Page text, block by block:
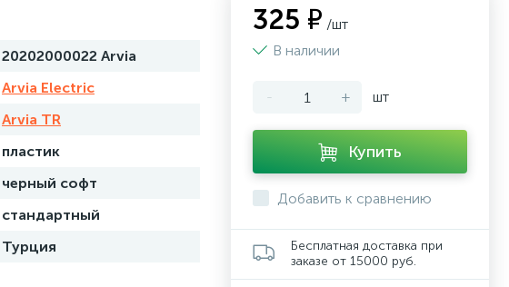
20202000022 Arvia
Arvia Electric
Arvia TR
пластик
черный софт
стандартный
Турция
325 ₽ /шт
В наличии
- + шт
Купить
Добавить к сравнению
Бесплатная доставка при
заказе от 15000 руб.